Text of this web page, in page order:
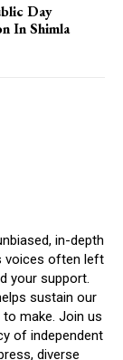
Day
In Shimla
in-depth
voices often left
your support.
sustain our
make. Join us
of independent
diverse